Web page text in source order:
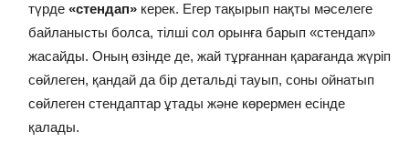
түрде «стендап» керек. Егер тақырып нақты мәселеге
байланысты болса, тілші сол орынға барып «стендап»
жасайды. Оның өзінде де, жай тұрғаннан қарағанда жүріп
сөйлеген, қандай да бір детальді тауып, соны ойнатып
сөйлеген стендаптар ұтады және көрермен есінде
қалады.